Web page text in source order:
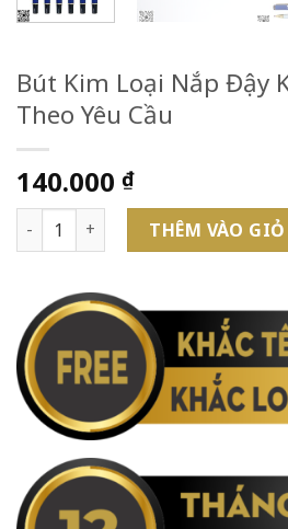
Bút Kim Loại Nắp Đậy
Theo Yêu Cầu
140.000 ₫
Bút Kim Loại Nắp Đậy Khắc Tên
THÊM VÀO